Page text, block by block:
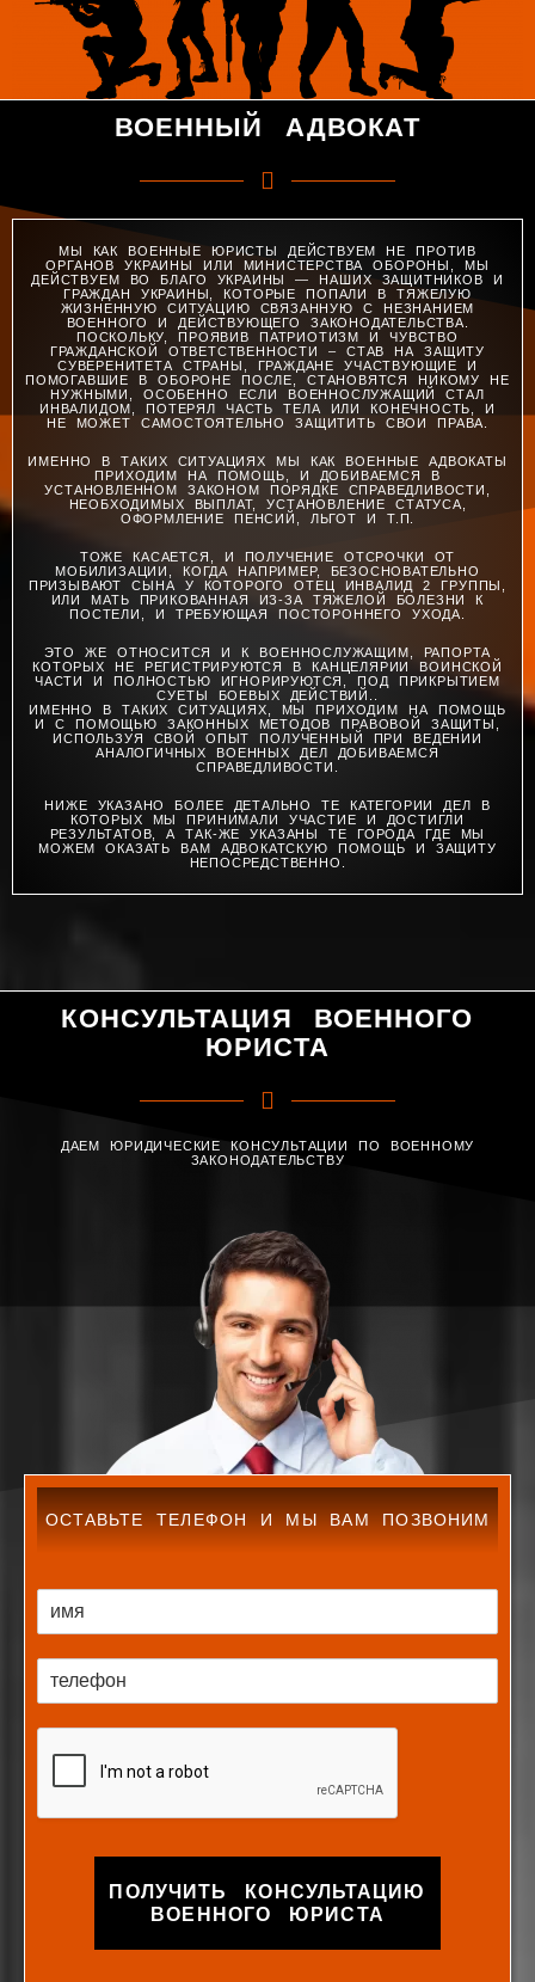
ВОЕННЫЙ АДВОКАТ
МЫ КАК ВОЕННЫЕ ЮРИСТЫ ДЕЙСТВУЕМ НЕ ПРОТИВ
ОРГАНОВ УКРАИНЫ ИЛИ МИНИСТЕРСТВА ОБОРОНЫ, МЫ
ДЕЙСТВУЕМ ВО БЛАГО УКРАИНЫ — НАШИХ ЗАЩИТНИКОВ И
ГРАЖДАН УКРАИНЫ, КОТОРЫЕ ПОПАЛИ В ТЯЖЕЛУЮ
ЖИЗНЕННУЮ СИТУАЦИЮ СВЯЗАННУЮ С НЕЗНАНИЕМ
ВОЕННОГО И ДЕЙСТВУЮЩЕГО ЗАКОНОДАТЕЛЬСТВА.
ПОСКОЛЬКУ, ПРОЯВИВ ПАТРИОТИЗМ И ЧУВСТВО
ГРАЖДАНСКОЙ ОТВЕТСТВЕННОСТИ – СТАВ НА ЗАЩИТУ
СУВЕРЕНИТЕТА СТРАНЫ, ГРАЖДАНЕ УЧАСТВУЮЩИЕ И
ПОМОГАВШИЕ В ОБОРОНЕ ПОСЛЕ, СТАНОВЯТСЯ НИКОМУ НЕ
НУЖНЫМИ, ОСОБЕННО ЕСЛИ ВОЕННОСЛУЖАЩИЙ СТАЛ
ИНВАЛИДОМ, ПОТЕРЯЛ ЧАСТЬ ТЕЛА ИЛИ КОНЕЧНОСТЬ, И
НЕ МОЖЕТ САМОСТОЯТЕЛЬНО ЗАЩИТИТЬ СВОИ ПРАВА.
ИМЕННО В ТАКИХ СИТУАЦИЯХ МЫ КАК ВОЕННЫЕ АДВОКАТЫ
ПРИХОДИМ НА ПОМОЩЬ, И ДОБИВАЕМСЯ В
УСТАНОВЛЕННОМ ЗАКОНОМ ПОРЯДКЕ СПРАВЕДЛИВОСТИ,
НЕОБХОДИМЫХ ВЫПЛАТ, УСТАНОВЛЕНИЕ СТАТУСА,
ОФОРМЛЕНИЕ ПЕНСИЙ, ЛЬГОТ И Т.П.
ТОЖЕ КАСАЕТСЯ, И ПОЛУЧЕНИЕ ОТСРОЧКИ ОТ
МОБИЛИЗАЦИИ, КОГДА НАПРИМЕР, БЕЗОСНОВАТЕЛЬНО
ПРИЗЫВАЮТ СЫНА У КОТОРОГО ОТЕЦ ИНВАЛИД 2 ГРУППЫ,
ИЛИ МАТЬ ПРИКОВАННАЯ ИЗ-ЗА ТЯЖЕЛОЙ БОЛЕЗНИ К
ПОСТЕЛИ, И ТРЕБУЮЩАЯ ПОСТОРОННЕГО УХОДА.
ЭТО ЖЕ ОТНОСИТСЯ И К ВОЕННОСЛУЖАЩИМ, РАПОРТА
КОТОРЫХ НЕ РЕГИСТРИРУЮТСЯ В КАНЦЕЛЯРИИ ВОИНСКОЙ
ЧАСТИ И ПОЛНОСТЬЮ ИГНОРИРУЮТСЯ, ПОД ПРИКРЫТИЕМ
СУЕТЫ БОЕВЫХ ДЕЙСТВИЙ..
ИМЕННО В ТАКИХ СИТУАЦИЯХ, МЫ ПРИХОДИМ НА ПОМОЩЬ
И С ПОМОЩЬЮ ЗАКОННЫХ МЕТОДОВ ПРАВОВОЙ ЗАЩИТЫ,
ИСПОЛЬЗУЯ СВОЙ ОПЫТ ПОЛУЧЕННЫЙ ПРИ ВЕДЕНИИ
АНАЛОГИЧНЫХ ВОЕННЫХ ДЕЛ ДОБИВАЕМСЯ
СПРАВЕДЛИВОСТИ.
НИЖЕ УКАЗАНО БОЛЕЕ ДЕТАЛЬНО ТЕ КАТЕГОРИИ ДЕЛ В
КОТОРЫХ МЫ ПРИНИМАЛИ УЧАСТИЕ И ДОСТИГЛИ
РЕЗУЛЬТАТОВ, А ТАК-ЖЕ УКАЗАНЫ ТЕ ГОРОДА ГДЕ МЫ
МОЖЕМ ОКАЗАТЬ ВАМ АДВОКАТСКУЮ ПОМОЩЬ И ЗАЩИТУ
НЕПОСРЕДСТВЕННО.
КОНСУЛЬТАЦИЯ ВОЕННОГО
ЮРИСТА
ДАЕМ ЮРИДИЧЕСКИЕ КОНСУЛЬТАЦИИ ПО ВОЕННОМУ
ЗАКОНОДАТЕЛЬСТВУ
ОСТАВЬТЕ ТЕЛЕФОН И МЫ ВАМ ПОЗВОНИМ
ПОЛУЧИТЬ КОНСУЛЬТАЦИЮ
ВОЕННОГО ЮРИСТА